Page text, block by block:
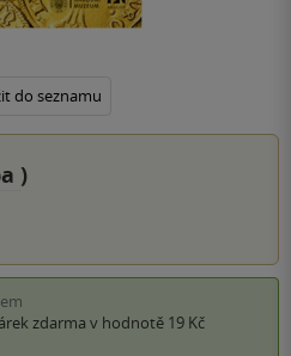
do seznamu
)
zdarma v hodnotě 19 Kč